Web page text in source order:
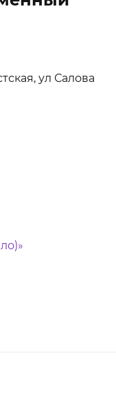
ул Салова